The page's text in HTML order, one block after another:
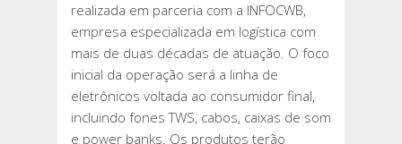
realizada em parceria com a INFOCWB,
empresa especializada em logística com
mais de duas décadas de atuação. O foco
inicial da operação será a linha de
eletrônicos voltada ao consumidor final,
incluindo fones TWS, cabos, caixas de som
e power banks. Os produtos terão